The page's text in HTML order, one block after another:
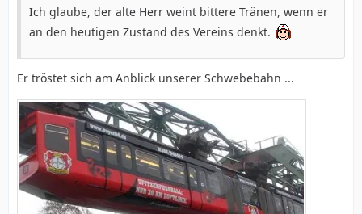
Ich glaube, der alte Herr weint bittere Tränen, wenn er
an den heutigen Zustand des Vereins denkt.
Er tröstet sich am Anblick unserer Schwebebahn ...